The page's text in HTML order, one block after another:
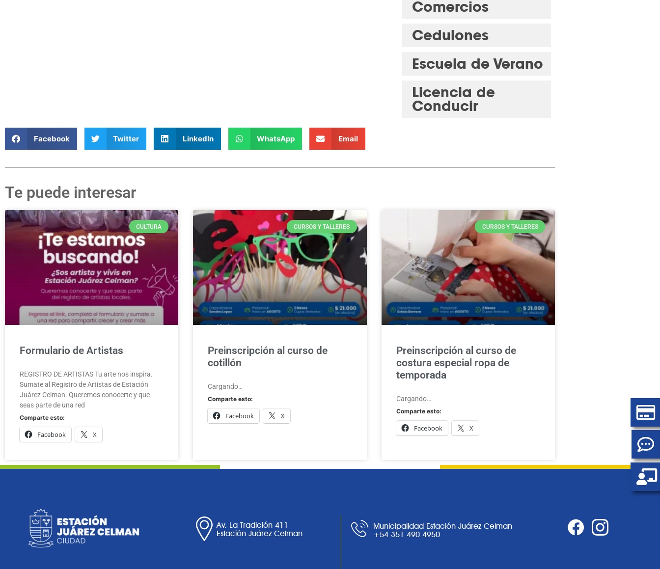
Comercios
Cedulones
Escuela de Verano
Licencia de
Conducir
Facebook Twitter LinkedIn WhatsApp Email
Te puede interesar
CULTURA
Formulario de Artistas
REGISTRO DE ARTISTAS Tu arte nos inspira.
Sumate al Registro de Artistas de Estación
Juárez Celman. Queremos conocerte y que
seas parte de una red
Comparte esto:
Facebook X
CURSOS Y TALLERES
Preinscripción al curso de
cotillón
Cargando…
Comparte esto:
Facebook X
CURSOS Y TALLERES
Preinscripción al curso de
costura especial ropa de
temporada
Cargando…
Comparte esto:
Facebook X
Av. La Tradición 411
Estación Juárez Celman
Municipalidad Estación Juárez Celman
+54 351 490 4950